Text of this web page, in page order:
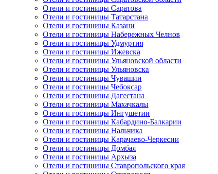
Отели и гостиницы Саратова
Отели и гостиницы Татарстана
Отели и гостиницы Казани
Отели и гостиницы Набережных Челнов
Отели и гостиницы Удмуртия
Отели и гостиницы Ижевска
Отели и гостиницы Ульяновской области
Отели и гостиницы Ульяновска
Отели и гостиницы Чувашии
Отели и гостиницы Чебоксар
Отели и гостиницы Дагестана
Отели и гостиницы Махачкалы
Отели и гостиницы Ингушетии
Отели и гостиницы Кабардино-Балкарии
Отели и гостиницы Нальчика
Отели и гостиницы Карачаево-Черкесии
Отели и гостиницы Домбая
Отели и гостиницы Архыза
Отели и гостиницы Ставропольского края